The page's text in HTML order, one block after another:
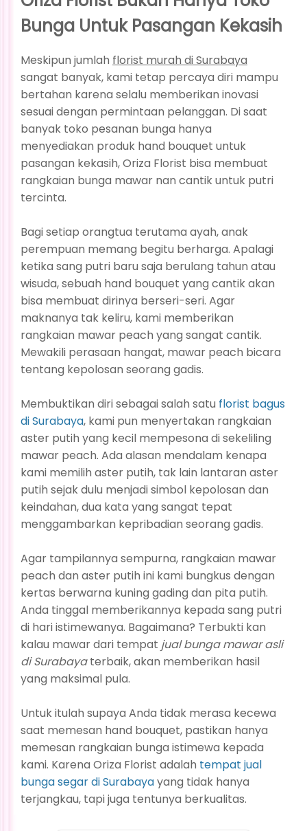
Bunga Untuk Pasangan Kekasih
Meskipun jumlah florist murah di Surabaya
sangat banyak, kami tetap percaya diri mampu
bertahan karena selalu memberikan inovasi
sesuai dengan permintaan pelanggan. Di saat
banyak toko pesanan bunga hanya
menyediakan produk hand bouquet untuk
pasangan kekasih, Oriza Florist bisa membuat
rangkaian bunga mawar nan cantik untuk putri
tercinta.
Bagi setiap orangtua terutama ayah, anak
perempuan memang begitu berharga. Apalagi
ketika sang putri baru saja berulang tahun atau
wisuda, sebuah hand bouquet yang cantik akan
bisa membuat dirinya berseri-seri. Agar
maknanya tak keliru, kami memberikan
rangkaian mawar peach yang sangat cantik.
Mewakili perasaan hangat, mawar peach bicara
tentang kepolosan seorang gadis.
Membuktikan diri sebagai salah satu florist bagus
di Surabaya, kami pun menyertakan rangkaian
aster putih yang kecil mempesona di sekeliling
mawar peach. Ada alasan mendalam kenapa
kami memilih aster putih, tak lain lantaran aster
putih sejak dulu menjadi simbol kepolosan dan
keindahan, dua kata yang sangat tepat
menggambarkan kepribadian seorang gadis.
Agar tampilannya sempurna, rangkaian mawar
peach dan aster putih ini kami bungkus dengan
kertas berwarna kuning gading dan pita putih.
Anda tinggal memberikannya kepada sang putri
di hari istimewanya. Bagaimana? Terbukti kan
kalau mawar dari tempat jual bunga mawar asli
di Surabayaterbaik, akan memberikan hasil
yang maksimal pula.
Untuk itulah supaya Anda tidak merasa kecewa
saat memesan hand bouquet, pastikan hanya
memesan rangkaian bunga istimewa kepada
kami. Karena Oriza Florist adalah tempat jual
bunga segar di Surabayayang tidak hanya
terjangkau, tapi juga tentunya berkualitas.